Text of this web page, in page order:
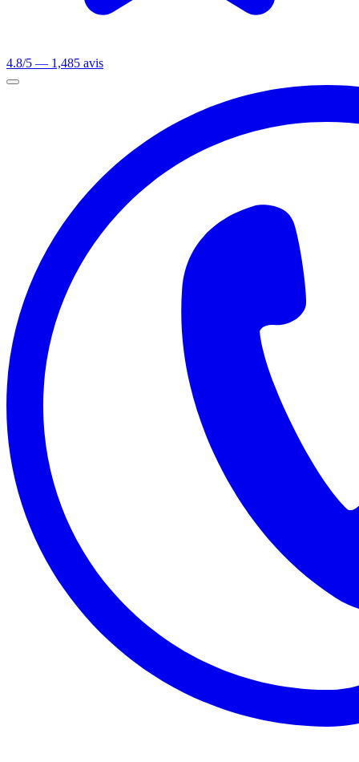
4.8/5 — 1,485 avis
Ouvrir le menu